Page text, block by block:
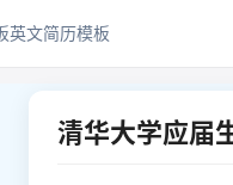
英文简历模板
清华大学应届